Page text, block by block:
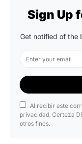
Sign Up
Get notified of the
Al recibir este
privacidad. Certeza
otros fines.